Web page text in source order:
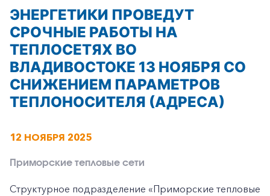
ЭНЕРГЕТИКИ ПРОВЕДУТ
СРОЧНЫЕ РАБОТЫ НА
ТЕПЛОСЕТЯХ ВО
ВЛАДИВОСТОКЕ 13 НОЯБРЯ СО
СНИЖЕНИЕМ ПАРАМЕТРОВ
ТЕПЛОНОСИТЕЛЯ (АДРЕСА)
12 НОЯБРЯ 2025
Приморские тепловые сети
Структурное подразделение «Приморские тепловые